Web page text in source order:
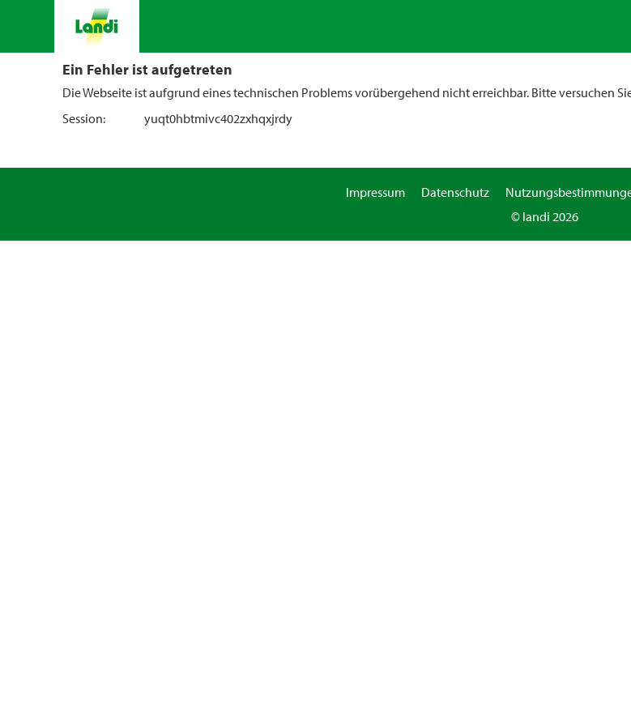
Ein Fehler ist aufgetreten
Die Webseite ist aufgrund eines technischen Problems vorübergehend nicht erreichbar. Bitte versuchen
Session:
yuqt0hbtmivc402zxhqxjrdy
Impressum Datenschutz
© landi 2026